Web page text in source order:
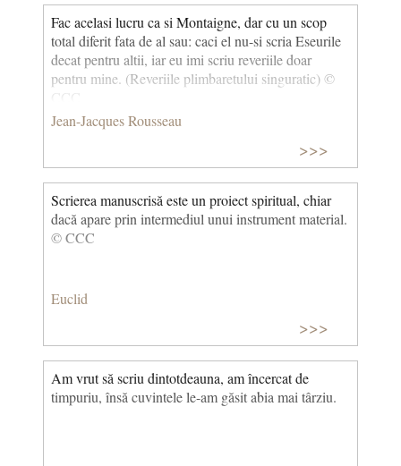
Fac acelasi lucru ca si Montaigne, dar cu un scop
total diferit fata de al sau: caci el nu-si scria Eseurile
decat pentru altii, iar eu imi scriu reveriile doar
pentru mine. (Reveriile plimbaretului singuratic) ©
Jean-Jacques Rousseau
>>>
Scrierea manuscrisă este un proiect spiritual, chiar
dacă apare prin intermediul unui instrument material.
© CCC
Euclid
>>>
Am vrut să scriu dintotdeauna, am încercat de
timpuriu, însă cuvintele le-am găsit abia mai târziu.